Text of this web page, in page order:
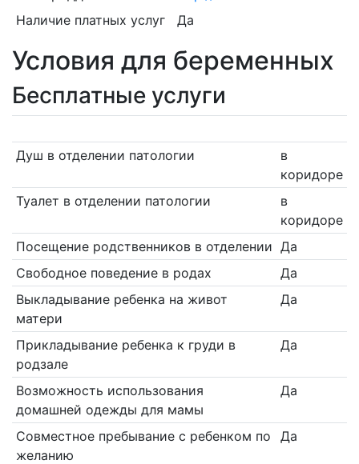
Наличие платных услуг
Да
Условия для беременных
Бесплатные услуги
Душ в отделении патологии
в
коридоре
Туалет в отделении патологии
в
коридоре
Посещение родственников в отделении Да
Свободное поведение в родах
Да
Выкладывание ребенка на живот
матери
Да
Прикладывание ребенка к груди в
родзале
Да
Возможность использования
домашней одежды для мамы
Да
Совместное пребывание с ребенком по
желанию
Да